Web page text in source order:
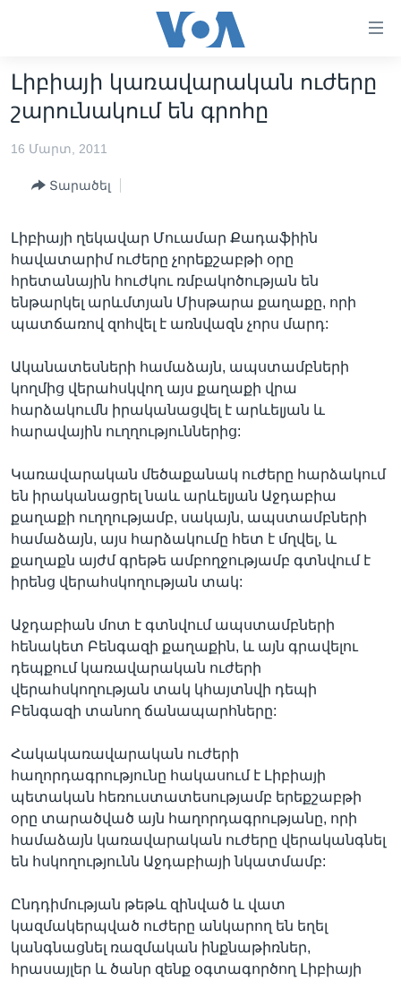
հիմնական
բովանդակությանը
հիմնական
հիմնական
ԳԼԽԱՎՈՐ ԷՋ
ԼՈՒՐԵՐ
ՍՓՅՈՒՌՔ
ՏԵՍԱՆՅՈՒԹԵՐ
ՖԻԼՄԵՐ
IN ENGLISH
ՄԵՐ ՄԱՍԻՆ
ՄԵՐ ՄԱՍԻՆ
«ԱՄԵՐԻԿԱՅԻ ՁԱՅՆ»-Ի ԿԱՆՈՆԱԴՐՈՒԹՅՈՒՆ
ՈՒԿՐԱԻՆԱԿԱՆ ՊԱՏԵՐԱԶՄ
Learning English
ՀԵՏԵՒԵՔ ՄԵԶ
Լեզուներ
Լիբիայի կառավարական ուժերը
շարունակում են գրոհը
16 Մարտ, 2011
Տարածել
Լիբիայի ղեկավար Մուամար Քադաֆիին
հավատարիմ ուժերը չորեքշաբթի օրը
հրետանային հուժկու ռմբակոծության են
ենթարկել արևմտյան Միսթարա քաղաքը, որի
պատճառով զոհվել է առնվազն չորս մարդ:
Ականատեսների համաձայն, ապստամբների
կողմից վերահսկվող այս քաղաքի վրա
հարձակումն իրականացվել է արևելյան և
հարավային ուղղություններից:
Կառավարական մեծաքանակ ուժերը հարձակում
են իրականացրել նաև արևելյան Աջդաբիա
քաղաքի ուղղությամբ, սակայն, ապստամբների
համաձայն, այս հարձակումը հետ է մղվել, և
քաղաքն այժմ գրեթե ամբողջությամբ գտնվում է
իրենց վերահսկողության տակ:
Աջդաբիան մոտ է գտնվում ապստամբների
հենակետ Բենգազի քաղաքին, և այն գրավելու
դեպքում կառավարական ուժերի
վերահսկողության տակ կհայտնվի դեպի
Բենգազի տանող ճանապարհները:
Հակակառավարական ուժերի
հաղորդագրությունը հակասում է Լիբիայի
պետական հեռուստատեսությամբ երեքշաբթի
օրը տարածված այն հաղորդագրությանը, որի
համաձայն կառավարական ուժերը վերականգնել
են հսկողությունն Աջդաբիայի նկատմամբ:
Ընդդիմության թեթև զինված և վատ
կազմակերպված ուժերը անկարող են եղել
կանգնացնել ռազմական ինքնաթիռներ,
հրասայլեր և ծանր զենք օգտագործող Լիբիայի